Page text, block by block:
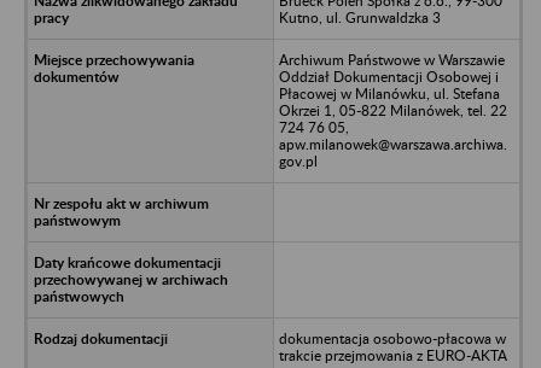
Kutno, ul. Grunwaldzka 3
Archiwum Państwowe w Warszawie
Oddział Dokumentacji Osobowej i
Płacowej w Milanówku, ul. Stefana
Okrzei 1, 05-822 Milanówek, tel. 22
724 76 05,
apw.milanowek@warszawa.archiwa.
gov.pl
dokumentacja osobowo-płacowa w
trakcie przejmowania z EURO-AKTA